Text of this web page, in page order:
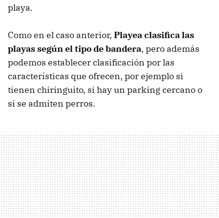
playa.
Como en el caso anterior, Playea clasifica las
playas según el tipo de bandera, pero además
podemos establecer clasificación por las
características que ofrecen, por ejemplo si
tienen chiringuito, si hay un parking cercano o
si se admiten perros.